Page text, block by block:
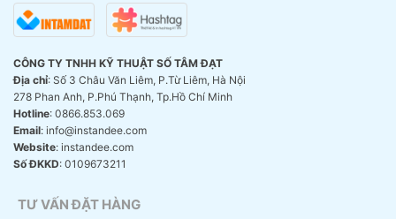
CÔNG TY TNHH KỸ THUẬT SỐ TÂM ĐẠT
Địa chỉ: Số 3 Châu Văn Liêm, P.Từ Liêm, Hà Nội
278 Phan Anh, P.Phú Thạnh, Tp.Hồ Chí Minh
Hotline: 0866.853.069
Email: info@instandee.com
Website: instandee.com
Số ĐKKD: 0109673211
TƯ VẤN ĐẶT HÀNG